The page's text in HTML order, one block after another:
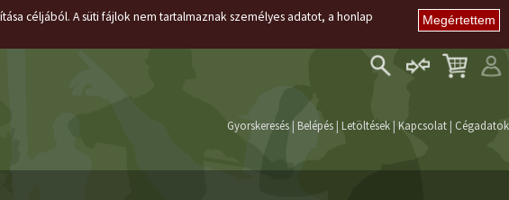
céljából. A süti fájlok nem tartalmaznak személyes adatot, a honlap
Regisztráció
Gyorskeresés| Belépés | Letöltések | Kapcsolat | Cégadatok